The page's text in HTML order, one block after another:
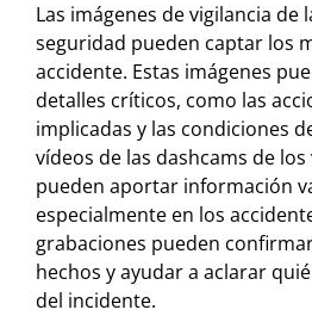
Las imágenes de vigilancia de
seguridad pueden captar los
accidente. Estas imágenes
detalles críticos, como las
implicadas y las condiciones
vídeos de las dashcams de
pueden aportar información
especialmente en los
grabaciones pueden
hechos y ayudar a aclarar
del incidente.